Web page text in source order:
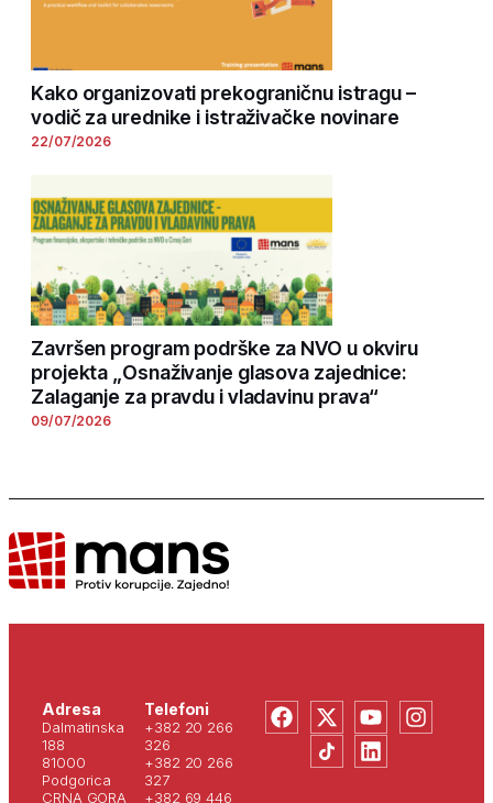
Kako organizovati prekograničnu istragu –
vodič za urednike i istraživačke novinare
22/07/2026
Završen program podrške za NVO u okviru
projekta „Osnaživanje glasova zajednice:
Zalaganje za pravdu i vladavinu prava“
09/07/2026
Adresa
Dalmatinska
188
81000
Podgorica
CRNA GORA
Telefoni
+382 20 266
326
+382 20 266
327
+382 69 446